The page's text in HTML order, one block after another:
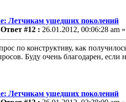
Летчикам ушедших поколений
Ответ #12 : 26.01.2012, 00:06:28 am »
по конструктиву, как
Буду очень благодарен,
Летчикам ушедших поколений